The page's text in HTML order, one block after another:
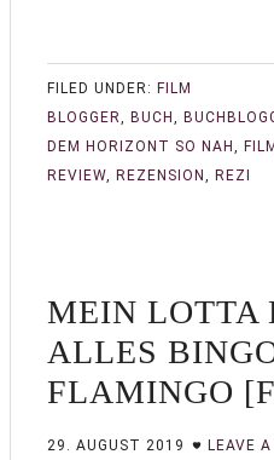
FILED UNDER: FILM
BLOGGER, BUCH ,
DEM HORIZONT SO NAH , FILM
REVIEW, REZENSION , REZI
MEIN LOTTA
ALLES
FLAMINGO
29. AUGUST 2019 LEAVE